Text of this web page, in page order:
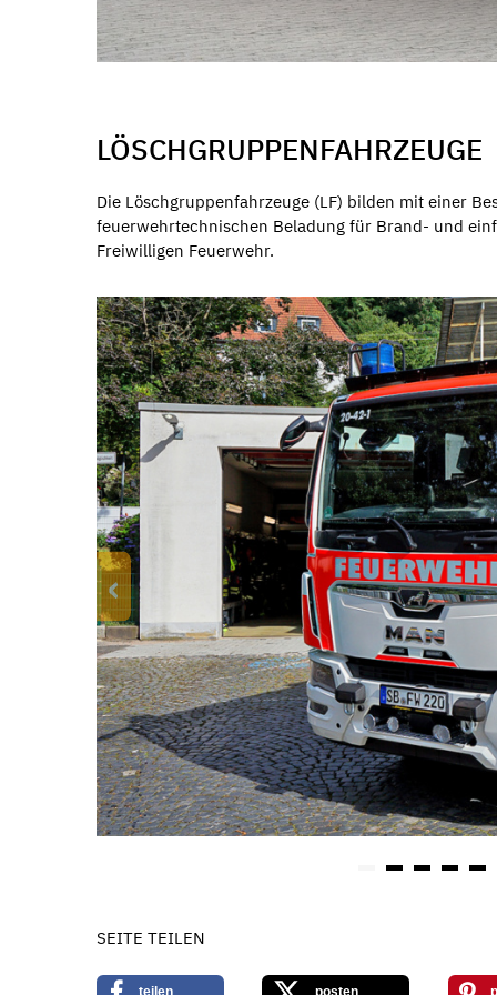
LÖSCHGRUPPENFAHRZEUGE
Die Löschgruppenfahrzeuge (LF) bilden mit einer
feuerwehrtechnischen Beladung für Brand- und
Freiwilligen Feuerwehr.
‹
SEITE TEILEN